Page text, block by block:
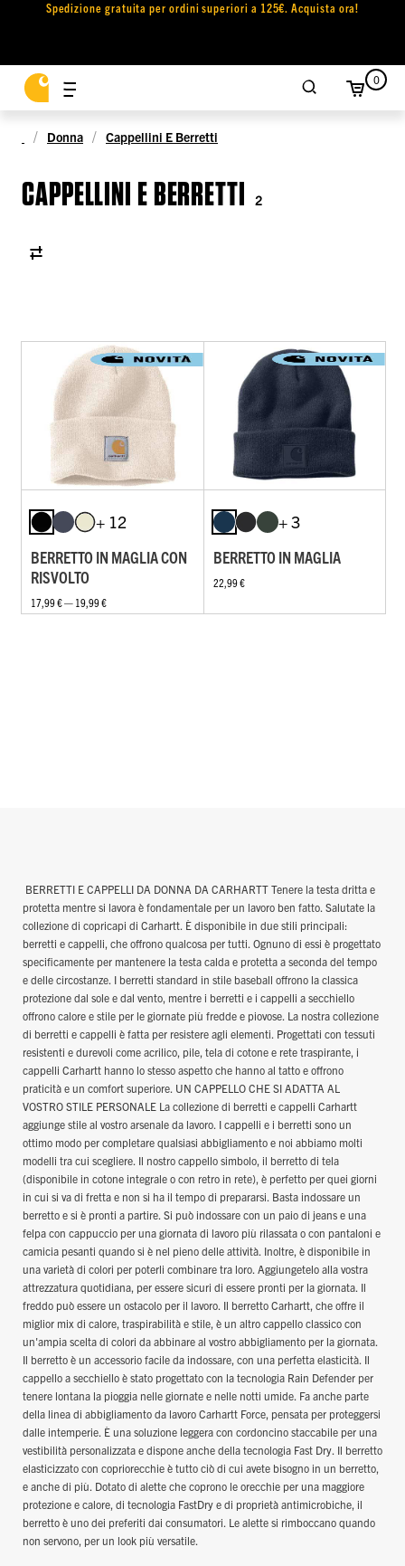
Spedizione gratuita per ordini superiori a 125€. Acquista ora!
0
Donna Cappellini E Berretti
CAPPELLINI E BERRETTI 2
+ 12
BERRETTO IN MAGLIA CON
RISVOLTO
17,99 € — 19,99 €
+ 3
BERRETTO IN MAGLIA
22,99 €
BERRETTI E CAPPELLI DA DONNA DA CARHARTT Tenere la testa dritta e
protetta mentre si lavora è fondamentale per un lavoro ben fatto. Salutate la
collezione di copricapi di Carhartt. È disponibile in due stili principali:
berretti e cappelli, che offrono qualcosa per tutti. Ognuno di essi è progettato
specificamente per mantenere la testa calda e protetta a seconda del tempo
e delle circostanze. I berretti standard in stile baseball offrono la classica
protezione dal sole e dal vento, mentre i berretti e i cappelli a secchiello
offrono calore e stile per le giornate più fredde e piovose. La nostra collezione
di berretti e cappelli è fatta per resistere agli elementi. Progettati con tessuti
resistenti e durevoli come acrilico, pile, tela di cotone e rete traspirante, i
cappelli Carhartt hanno lo stesso aspetto che hanno al tatto e offrono
praticità e un comfort superiore. UN CAPPELLO CHE SI ADATTA AL
VOSTRO STILE PERSONALE La collezione di berretti e cappelli Carhartt
aggiunge stile al vostro arsenale da lavoro. I cappelli e i berretti sono un
ottimo modo per completare qualsiasi abbigliamento e noi abbiamo molti
modelli tra cui scegliere. Il nostro cappello simbolo, il berretto di tela
(disponibile in cotone integrale o con retro in rete), è perfetto per quei giorni
in cui si va di fretta e non si ha il tempo di prepararsi. Basta indossare un
berretto e si è pronti a partire. Si può indossare con un paio di jeans e una
felpa con cappuccio per una giornata di lavoro più rilassata o con pantaloni e
camicia pesanti quando si è nel pieno delle attività. Inoltre, è disponibile in
una varietà di colori per poterli combinare tra loro. Aggiungetelo alla vostra
attrezzatura quotidiana, per essere sicuri di essere pronti per la giornata. Il
freddo può essere un ostacolo per il lavoro. Il berretto Carhartt, che offre il
miglior mix di calore, traspirabilità e stile, è un altro cappello classico con
un'ampia scelta di colori da abbinare al vostro abbigliamento per la giornata.
Il berretto è un accessorio facile da indossare, con una perfetta elasticità. Il
cappello a secchiello è stato progettato con la tecnologia Rain Defender per
tenere lontana la pioggia nelle giornate e nelle notti umide. Fa anche parte
della linea di abbigliamento da lavoro Carhartt Force, pensata per proteggersi
dalle intemperie. È una soluzione leggera con cordoncino staccabile per una
vestibilità personalizzata e dispone anche della tecnologia Fast Dry. Il berretto
elasticizzato con copriorecchie è tutto ciò di cui avete bisogno in un berretto,
e anche di più. Dotato di alette che coprono le orecchie per una maggiore
protezione e calore, di tecnologia FastDry e di proprietà antimicrobiche, il
berretto è uno dei preferiti dai consumatori. Le alette si rimboccano quando
non servono, per un look più versatile.